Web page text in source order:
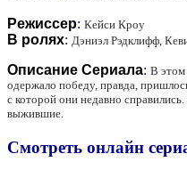
Режиссер: Кейси Кроу
В ролях: Дэниэл Рэдклифф,
Описание Сериала: В этом
одержало победу, правда,
с которой они недавно
выжившие.
Смотреть онлайн